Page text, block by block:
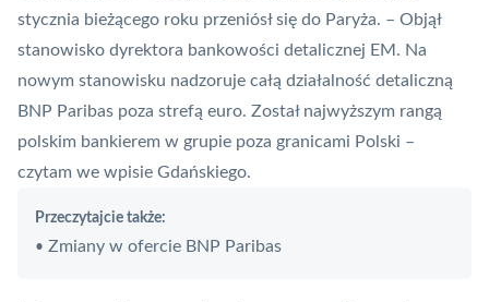
stycznia bieżącego roku przeniósł się do Paryża. – Objął
stanowisko dyrektora bankowości detalicznej EM. Na
nowym stanowisku nadzoruje całą działalność detaliczną
BNP Paribas poza strefą euro. Został najwyższym rangą
polskim bankierem w grupie poza granicami Polski –
czytam we wpisie Gdańskiego.
Przeczytajcie także:
• Zmiany w ofercie BNP Paribas